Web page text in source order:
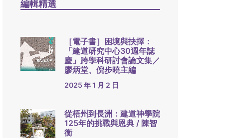
編輯精選
［電子書］困境與抉擇：
「建道研究中心30週年誌
慶」跨學科研討會論文集／
廖炳堂、倪步曉主編
2025 年 1 月 2 日
從梧州到長洲：建道神學院
125年的挑戰與恩典 / 陳智
衡